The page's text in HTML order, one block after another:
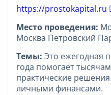
https://prostokapital.ru
Место проведения:
Москва Петровский
Темы: Это ежегодная
года помогает
практические
личными финансами.